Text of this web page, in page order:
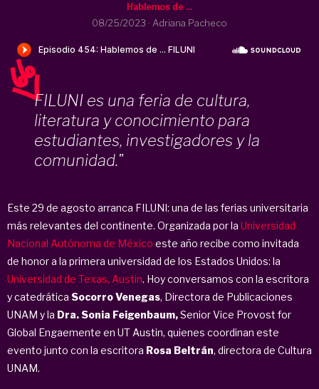
Hablemos de ...
08/25/2023 · Adriana Pacheco
FILUNI es una feria de cultura,
literatura y conocimiento para
estudiantes, investigadores y la
comunidad."
Este 29 de agosto arranca FILUNI: una de las ferias universitaria
más relevantes del continente. Organizada por la Universidad
Nacional Autónoma de México este año recibe como invitada
de honor a la primera universidad de los Estados Unidos: la
Universidad de Texas, Austin. Hoy conversamos con la escritora
y catedrática Socorro Venegas, Directora de Publicaciones
UNAM y la Dra. Sonia Feigenbaum,Senior Vice Provost for
Global Engaemente en UT Austin, quienes coordinan este
evento junto con la escritora Rosa Beltrán, directora de Cultura
UNAM.